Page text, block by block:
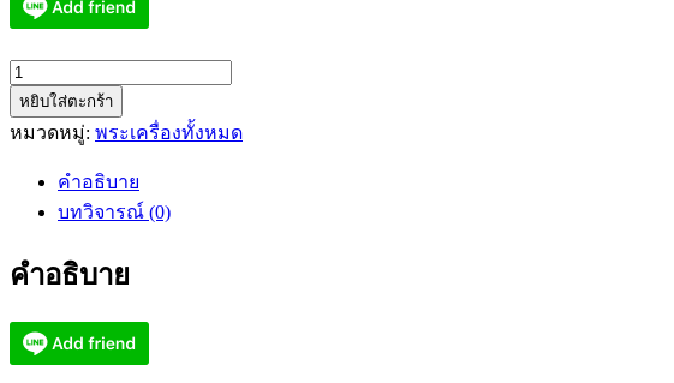
จำนวน
หลวง
ปู่
เวส
บังเกิด
หยิบใส่ตะกร้า
หมวดหมู่: พระเครื่องทั้งหมด
คำอธิบาย
บทวิจารณ์ (0)
คำอธิบาย